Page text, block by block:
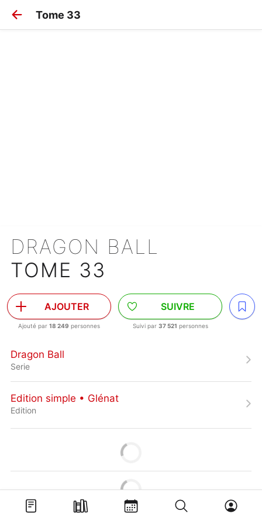
Tome 33
DRAGON BALL
TOME 33
AJOUTER
Ajouté par 18 249 personnes
SUIVRE
Suivi par 37 521 personnes
Dragon Ball
Serie
Edition simple • Glénat
Edition